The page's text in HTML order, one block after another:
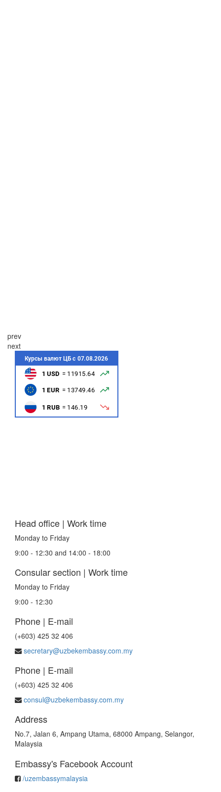
prev
next
Head office | Work time
Monday to Friday
9:00 - 12:30 and 14:00 - 18:00
Consular section | Work time
Monday to Friday
9:00 - 12:30
Phone | E-mail
(+603) 425 32 406
secretary@uzbekembassy.com.my
Phone | E-mail
(+603) 425 32 406
consul@uzbekembassy.com.my
Address
No.7, Jalan 6, Ampang Utama, 68000 Ampang, Selangor,
Malaysia
Embassy's Facebook Account
/uzembassymalaysia